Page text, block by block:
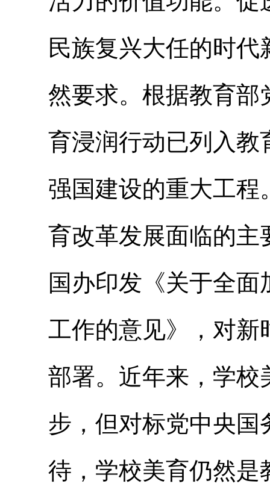
民族复兴大任的时
然要求。根据教育部
育浸润行动已列入教
强国建设的重大工程
育改革发展面临的主
国办印发《关于全
工作的意见》，对新
部署。近年来，学校
步，但对标党中央国
待，学校美育仍然是